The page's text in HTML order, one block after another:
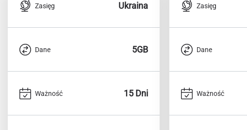
Zasięg Ukraina
Dane 5GB
Ważność 15 Dni
Zasięg
Dane
Ważność